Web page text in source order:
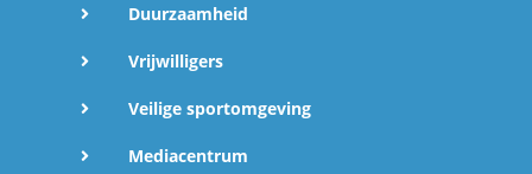
Duurzaamheid
Vrijwilligers
Veilige sportomgeving
Mediacentrum